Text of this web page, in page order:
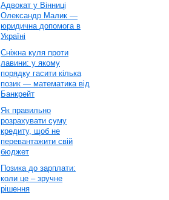
Адвокат у Вінниці
Олександр Малик —
юридична допомога в
Україні
Сніжна куля проти
лавини: у якому
порядку гасити кілька
позик — математика від
Банкрейт
Як правильно
розрахувати суму
кредиту, щоб не
перевантажити свій
бюджет
Позика до зарплати:
коли це – зручне
рішення